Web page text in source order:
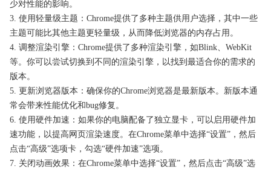
少对性能的影响。
3. 使用轻量级主题：Chrome提供了多种主题供用户选择，其中一些
主题可能比其他主题更轻量级，从而降低浏览器的内存占用。
4. 调整渲染引擎：Chrome提供了多种渲染引擎，如Blink、WebKit
等。你可以尝试切换到不同的渲染引擎，以找到最适合你的需求的
版本。
5. 更新浏览器版本：确保你的Chrome浏览器是最新版本。新版本通
常会带来性能优化和bug修复。
6. 使用硬件加速：如果你的电脑配备了独立显卡，可以启用硬件加
速功能，以提高网页渲染速度。在Chrome菜单中选择“设置”，然后
点击“高级”选项卡，勾选“硬件加速”选项。
7. 关闭动画效果：在Chrome菜单中选择“设置”，然后点击“高级”选